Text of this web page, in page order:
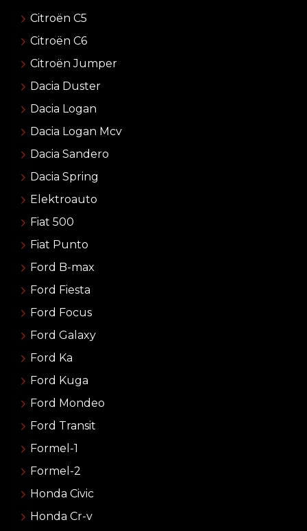
Citroën C5
Citroën C6
Citroën Jumper
Dacia Duster
Dacia Logan
Dacia Logan Mcv
Dacia Sandero
Dacia Spring
Elektroauto
Fiat 500
Fiat Punto
Ford B-max
Ford Fiesta
Ford Focus
Ford Galaxy
Ford Ka
Ford Kuga
Ford Mondeo
Ford Transit
Formel-1
Formel-2
Honda Civic
Honda Cr-v